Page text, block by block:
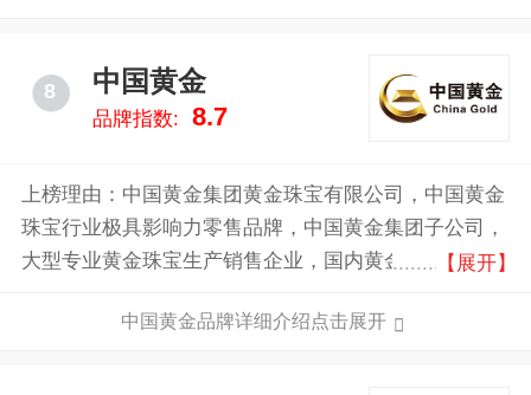
8 中国黄金
品牌指数: 8.7
上榜理由：中国黄金集团黄金珠宝有限公司，中国黄金
珠宝行业极具影响力零售品牌，中国黄金集团子公司，
大型专业黄金珠宝生产销售企业，国内黄金珠宝首饰销
【展开】
中国黄金品牌详细介绍点击展开